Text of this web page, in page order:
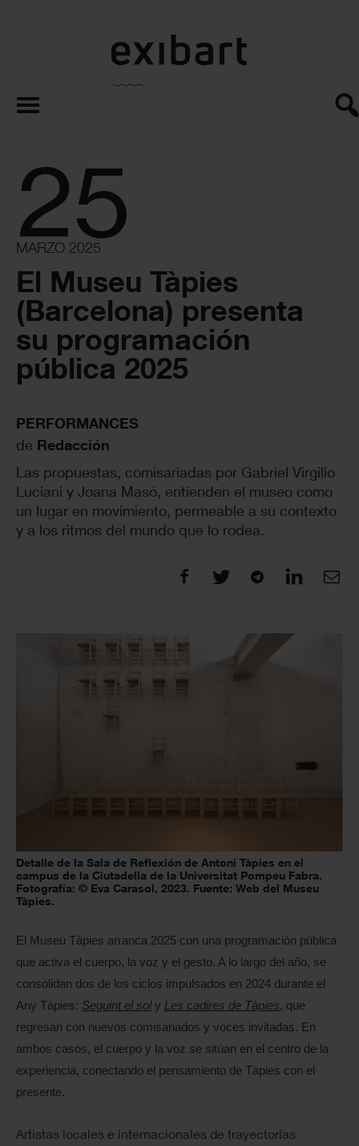
exibart.es
25
MARZO 2025
El Museu Tàpies
(Barcelona) presenta
su programación
pública 2025
PERFORMANCES
de Redacción
Las propuestas, comisariadas por Gabriel Virgilio
Luciani y Joana Masó, entienden el museo como
un lugar en movimiento, permeable a su contexto
y a los ritmos del mundo que lo rodea.
Detalle de la Sala de Reflexión de Antoni Tàpies en el
campus de la Ciutadella de la Universitat Pompeu Fabra.
Fotografía: © Eva Carasol, 2023. Fuente: Web del Museu
Tàpies.
El Museu Tàpies arranca 2025 con una programación pública
que activa el cuerpo, la voz y el gesto. A lo largo del año, se
consolidan dos de los ciclos impulsados en 2024 durante el
Any Tàpies: Seguint el soly Les cadires de Tàpies, que
regresan con nuevos comisariados y voces invitadas. En
ambos casos, el cuerpo y la voz se sitúan en el centro de la
experiencia, conectando el pensamiento de Tàpies con el
presente.
Artistas locales e internacionales de trayectorias